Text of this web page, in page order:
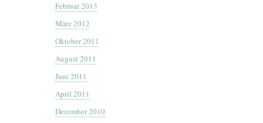
Februar 2013
März 2012
Oktober 2011
August 2011
Juni 2011
April 2011
Dezember 2010